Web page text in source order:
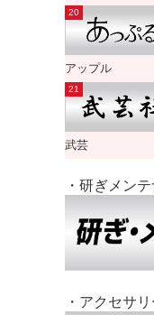
アップル
武芸
・研ぎメン
・アクセサ